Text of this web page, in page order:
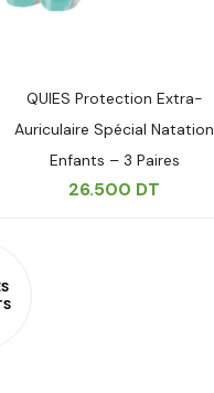
QUIES Protection Extra-
Auriculaire Spécial Natation
Enfants – 3 Paires
26.500 DT